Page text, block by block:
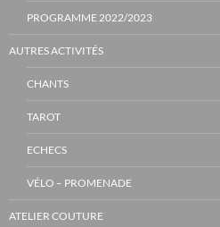
PROGRAMME 2022/2023
AUTRES ACTIVITÉS
CHANTS
TAROT
ECHECS
VÉLO – PROMENADE
ATELIER COUTURE